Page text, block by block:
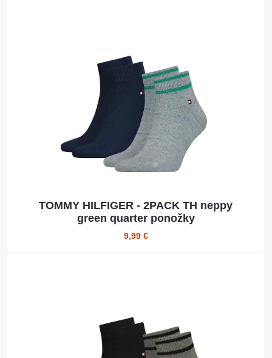
TOMMY HILFIGER - 2PACK TH neppy
green quarter ponožky
9,99 €